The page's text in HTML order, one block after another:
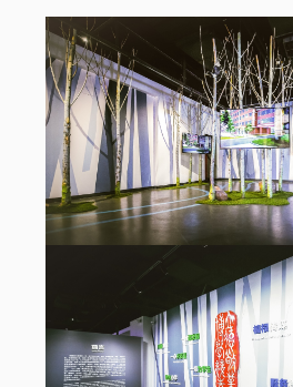
Universitaires
Facultés et écoles
Disciplines clés
Programmes de
Des chercheurs
Recherche
Comité
Instituts et
Journaux
Les médias mondiaux et
Style CUC
La vie au campus
Arts et culture